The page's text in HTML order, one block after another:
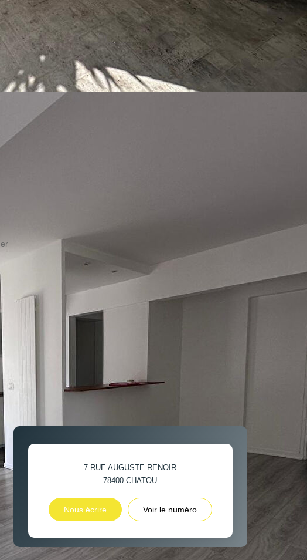
7 RUE AUGUSTE RENOIR
78400CHATOU
Nous écrire Voir le numéro